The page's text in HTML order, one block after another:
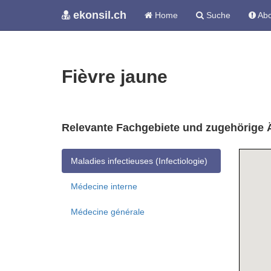
ekonsil.ch Home Suche
Fièvre jaune
Relevante Fachgebiete und zugehörige
Maladies infectieuses (Infectiologie)
Médecine interne
Médecine générale